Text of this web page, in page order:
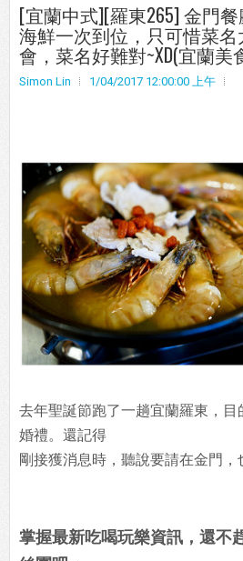
[宜蘭中式][羅東265] 金門
海鮮一次到位，只可惜菜
會，菜名好難對~XD(宜蘭美
Simon Lin 1/04/2017 12:00:00 上午
去年聖誕節跑了一趟宜蘭羅東，目
婚禮。還記得
剛接獲消息時，聽說要請在金門，
掌握最新吃喝玩樂資訊，還不